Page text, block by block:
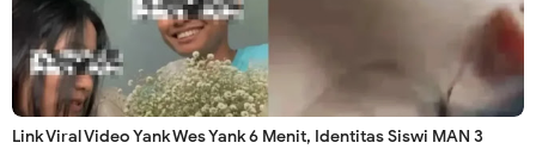
Link Viral Video Yank Wes Yank 6 Menit, Identitas Siswi MAN 3